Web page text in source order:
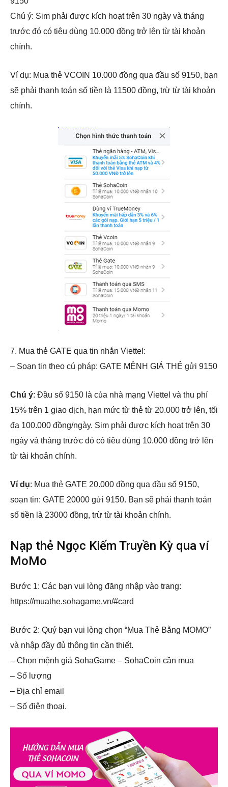
Chú ý: Sim phải được kích hoạt trên 30 ngày và tháng
trước đó có tiêu dùng 10.000 đồng trở lên từ tài khoản
chính.
Ví dụ: Mua thẻ VCOIN 10.000 đồng qua đầu số 9150, bạn
sẽ phải thanh toán số tiền là 11500 đồng, trừ từ tài khoản
chính.
7. Mua thẻ GATE qua tin nhắn Viettel:
– Soạn tin theo cú pháp: GATE MỆNH GIÁ THẺ gửi 9150
Chú ý: Đầu số 9150 là của nhà mạng Viettel và thu phí
15% trên 1 giao dịch, hạn mức từ thẻ từ 20.000 trở lên, tối
đa 100.000 đồng/ngày. Sim phải được kích hoạt trên 30
ngày và tháng trước đó có tiêu dùng 10.000 đồng trở lên
từ tài khoản chính.
Ví dụ: Mua thẻ GATE 20.000 đồng qua đầu số 9150,
soạn tin: GATE 20000 gửi 9150. Bạn sẽ phải thanh toán
số tiền là 23000 đồng, trừ từ tài khoản chính.
Nạp thẻ Ngọc Kiếm Truyền Kỳ qua ví
MoMo
Bước 1: Các bạn vui lòng đăng nhập vào trang:
https://muathe.sohagame.vn/#card
Bước 2: Quý bạn vui lòng chọn “Mua Thẻ Bằng MOMO”
và nhập đầy đủ thông tin cần thiết.
– Chọn mệnh giá SohaGame – SohaCoin cần mua
– Số lượng
– Địa chỉ email
– Số điện thoại.